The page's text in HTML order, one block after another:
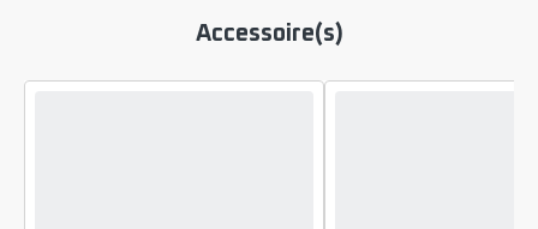
Accessoire(s)